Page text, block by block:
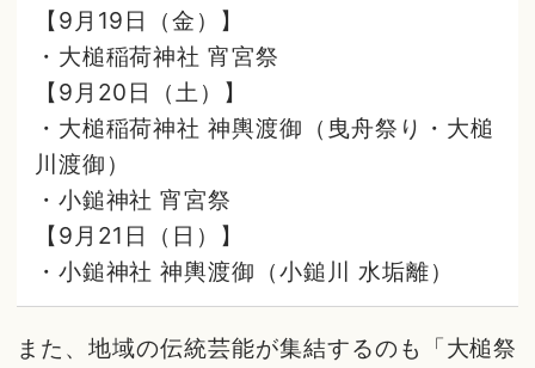
【9月19日（金）】
・大槌稲荷神社 宵宮祭
【9月20日（土）】
・大槌稲荷神社 神輿渡御（曳舟祭り・大槌
川渡御）
・小鎚神社 宵宮祭
【9月21日（日）】
・小鎚神社 神輿渡御（小鎚川 水垢離）
また、地域の伝統芸能が集結するのも「大槌祭